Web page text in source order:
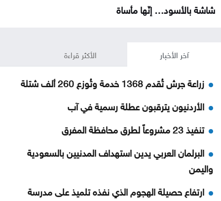
شاشة بالأسود… إنّها مأساة
آخر الأخبار الأكثر قراءة
زراعة جرش تُقدم 1368 خدمة وتُوزع 260 ألف شتلة
الأردنيون يترقبون عطلة رسمية في آب
تنفيذ 23 مشروعاً لطرق محافظة المفرق
البرلمان العربي يدين استهداف المدنيين بالسعودية
واليمن
ارتفاع حصيلة الهجوم الذي نفذه تلميذ على مدرسة